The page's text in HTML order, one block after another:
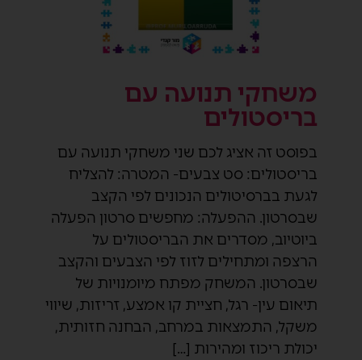
משחקי תנועה עם
בריסטולים
בפוסט זה אציג לכם שני משחקי תנועה עם
בריסטולים: סט צבעים- המטרה: להצליח
לגעת בברסיטולים הנכונים לפי הקצב
שבסרטון. ההפעלה: מחפשים סרטון הפעלה
ביוטיוב, מסדרים את הבריסטולים על
הרצפה ומתחילים לזוז לפי הצבעים והקצב
שבסרטון. המשחק מפתח מיומנויות של
תיאום עין- רגל, חציית קו אמצע, זריזות, שיווי
משקל, התמצאות במרחב, הבחנה חזותית,
יכולת ריכוז ומהירות […]